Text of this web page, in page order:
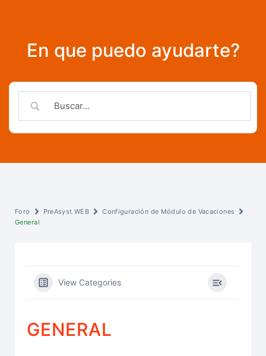
En que puedo ayudarte?
Foro PreAsyst WEB
Configuración de Módulo de Vacaciones
General
View Categories
GENERAL